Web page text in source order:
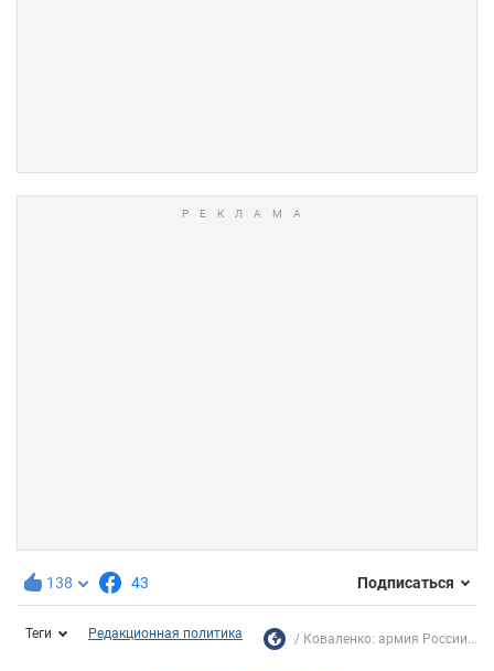
138 43 Подписаться
Теги Редакционная политика Коваленко: армия России...